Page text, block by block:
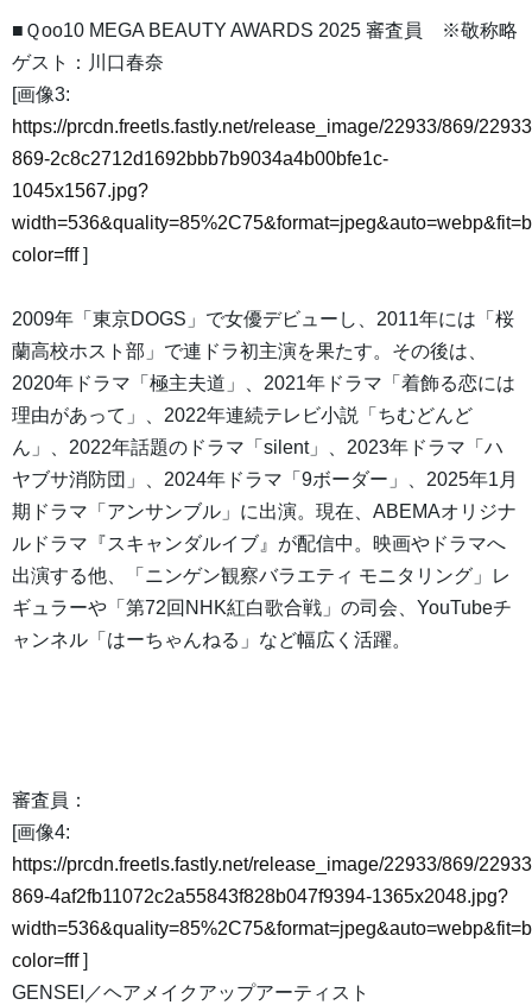
■Ｑoo10 MEGA BEAUTY AWARDS 2025 審査員 ※敬称略
ゲスト：川口春奈
[画像3:
https://prcdn.freetls.fastly.net/release_image/22933/869/
869-2c8c2712d1692bbb7b9034a4b00bfe1c-
1045x1567.jpg?
color=fff]
2009年「東京DOGS」で女優デビューし、2011年には「桜
蘭高校ホスト部」で連ドラ初主演を果たす。その後は、
2020年ドラマ「極主夫道」、2021年ドラマ「着飾る恋には
理由があって」、2022年連続テレビ小説「ちむどんど
ん」、2022年話題のドラマ「silent」、2023年ドラマ「ハ
ヤブサ消防団」、2024年ドラマ「9ボーダー」、2025年1月
期ドラマ「アンサンブル」に出演。現在、ABEMAオリジナ
ルドラマ『スキャンダルイブ』が配信中。映画やドラマへ
出演する他、「ニンゲン観察バラエティ モニタリング」レ
ギュラーや「第72回NHK紅白歌合戦」の司会、YouTubeチ
ャンネル「はーちゃんねる」など幅広く活躍。
審査員：
[画像4:
https://prcdn.freetls.fastly.net/release_image/22933/869/
869-4af2fb11072c2a55843f828b047f9394-1365x2048.jpg?
color=fff]
GENSEI／ヘアメイクアップアーティスト